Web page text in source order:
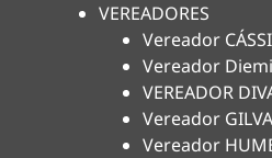
VEREADORES
Vereador
Vereador
VEREADOR
Vereador
Vereador